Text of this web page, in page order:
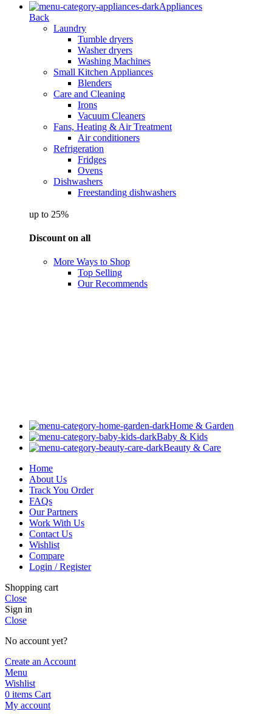
Appliances
Back
Laundry
Tumble dryers
Washer dryers
Washing Machines
Small Kitchen Appliances
Blenders
Care and Cleaning
Irons
Vacuum Cleaners
Fans, Heating & Air Treatment
Air conditioners
Refrigeration
Fridges
Ovens
Dishwashers
Freestanding dishwashers
up to 25%
Discount on all
More Ways to Shop
Top Selling
Our Recommends
Home & Garden
Baby & Kids
Beauty & Care
Home
About Us
Track You Order
FAQs
Our Partners
Work With Us
Contact Us
Wishlist
Compare
Login / Register
Shopping cart
Close
Sign in
Close
No account yet?
Create an Account
Menu
Wishlist
0 items Cart
My account